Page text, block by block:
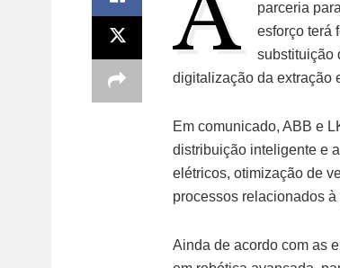
parceria
esforço terá
substituição
digitalização da extração
Em comunicado, ABB e
distribuição inteligente e
elétricos, otimização de
processos relacionados
Ainda de acordo com as